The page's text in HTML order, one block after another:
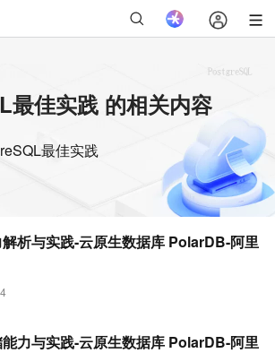
最佳实践 的相关内容
最佳实践
析与实践-云原生数据库 PolarDB-阿里
力与实践-云原生数据库 PolarDB-阿里